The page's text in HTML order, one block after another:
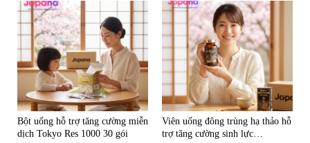
Bột uống hỗ trợ tăng cường miễn
dịch Tokyo Res 1000 30 gói
Viên uống đông trùng hạ thảo hỗ
trợ tăng cường sinh lực